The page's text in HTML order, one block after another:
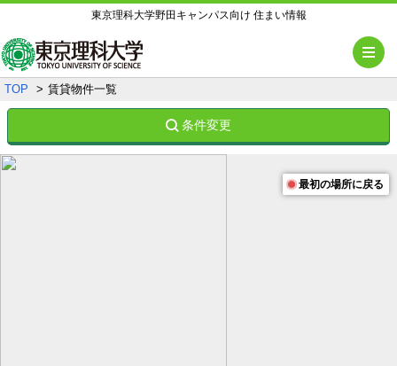
東京理科大学野田キャンパス向け 住まい情報
TOP 賃貸物件一覧
条件変更
最初の場所に戻る